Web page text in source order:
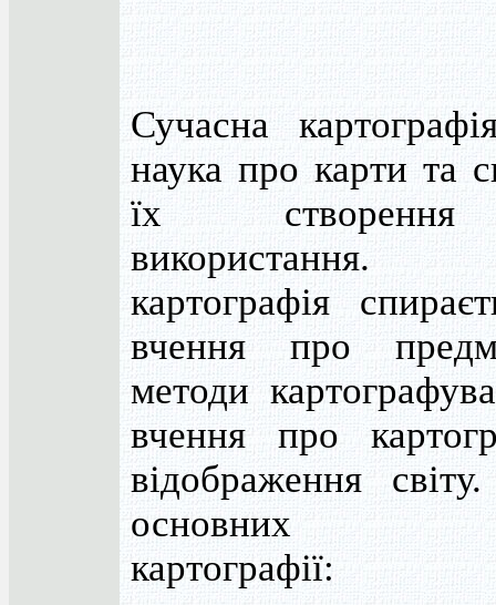
Сучасна
наука про карти та
їх
використання.
картографія
вчення про
методи
вчення про
відображення
основних
картографії: